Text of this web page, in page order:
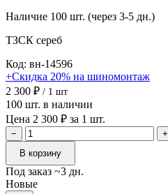
Наличие 100 шт. (через 3-5 дн.)
ТЗСК сереб
Код: вн-14596
+Скидка 20% на шиномонтаж
2 300 ₽ / 1 шт
100 шт. в наличии
Цена 2 300 ₽ за 1 шт.
−
+
В корзину
Под заказ ~3 дн.
Новые